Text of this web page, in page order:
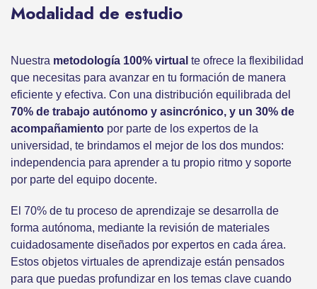
Modalidad de estudio
Nuestra metodología 100% virtual te ofrece la flexibilidad
que necesitas para avanzar en tu formación de manera
eficiente y efectiva. Con una distribución equilibrada del
70% de trabajo autónomo y asincrónico, y un 30% de
acompañamiento por parte de los expertos de la
universidad, te brindamos el mejor de los dos mundos:
independencia para aprender a tu propio ritmo y soporte
por parte del equipo docente.
El 70% de tu proceso de aprendizaje se desarrolla de
forma autónoma, mediante la revisión de materiales
cuidadosamente diseñados por expertos en cada área.
Estos objetos virtuales de aprendizaje están pensados
para que puedas profundizar en los temas clave cuando